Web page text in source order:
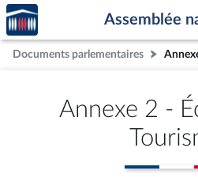
Aller au contenu
Aller en bas de la page
Accèder
à la
page
d'accueil
Assemblée
Documents parlementaires
Annexe 2 -